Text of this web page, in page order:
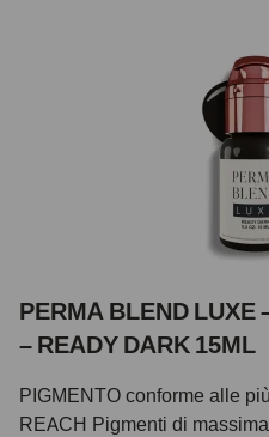
PERMA BLEND LUXE
– READY DARK 15ML
PIGMENTO conforme alle
REACH Pigmenti di